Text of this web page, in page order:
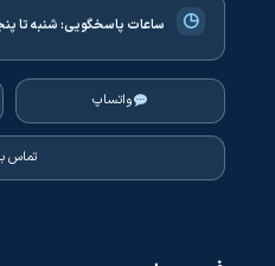
◷ ساعات پاسخگویی:شنبه تا پنجشنبه
واتساپ
تماس